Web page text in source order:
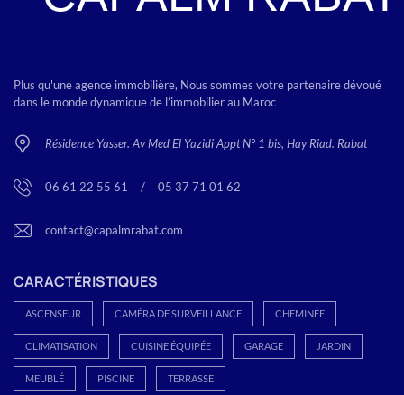
Plus qu'une agence immobilière, Nous sommes votre partenaire dévoué
dans le monde dynamique de l’immobilier au Maroc
Résidence Yasser. Av Med El Yazidi Appt N° 1 bis, Hay Riad. Rabat
06 61 22 55 61 / 05 37 71 01 62
contact@capalmrabat.com
CARACTÉRISTIQUES
ASCENSEUR CAMÉRA DE SURVEILLANCE CHEMINÉE
CLIMATISATION CUISINE ÉQUIPÉE GARAGE JARDIN
MEUBLÉ PISCINE TERRASSE